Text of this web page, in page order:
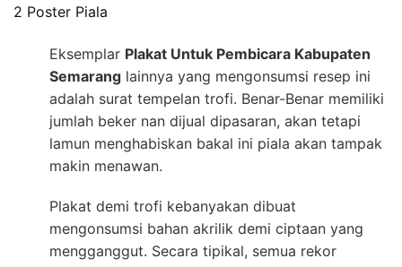
2 Poster Piala
Eksemplar Plakat Untuk Pembicara Kabupaten
Semarang lainnya yang mengonsumsi resep ini
adalah surat tempelan trofi. Benar-Benar memiliki
jumlah beker nan dijual dipasaran, akan tetapi
lamun menghabiskan bakal ini piala akan tampak
makin menawan.
Plakat demi trofi kebanyakan dibuat
mengonsumsi bahan akrilik demi ciptaan yang
mengganggut. Secara tipikal, semua rekor